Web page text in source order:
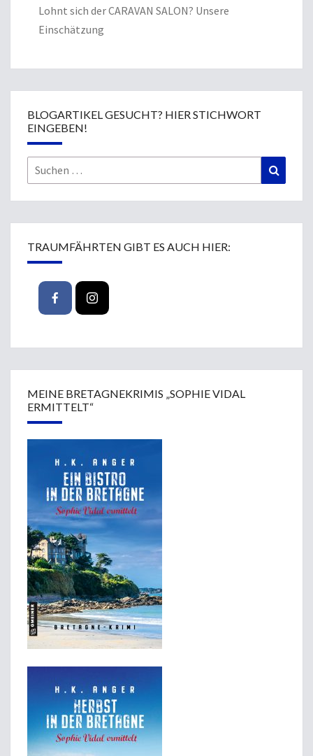
Lohnt sich der CARAVAN SALON? Unsere
Einschätzung
BLOGARTIKEL GESUCHT? HIER STICHWORT
EINGEBEN!
Suchen
nach:
TRAUMFÄHRTEN GIBT ES AUCH HIER:
MEINE BRETAGNEKRIMIS „SOPHIE VIDAL
ERMITTELT“